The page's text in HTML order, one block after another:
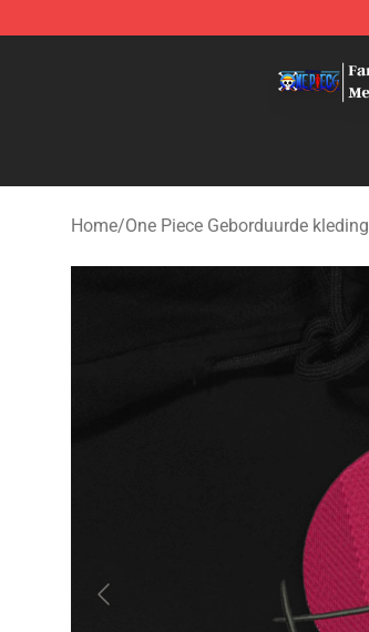
Home/One Piece Geborduurde kleding